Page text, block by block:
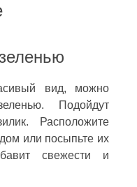
вид, можно
Подойдут
Расположите
или посыпьте их
свежести и